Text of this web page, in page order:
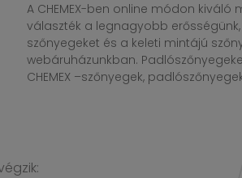
A CHEMEX-ben online módon
választék a legnagyobb
szőnyegeket és a keleti mintájú
webáruházunkban.
CHEMEX –szőnyegek,